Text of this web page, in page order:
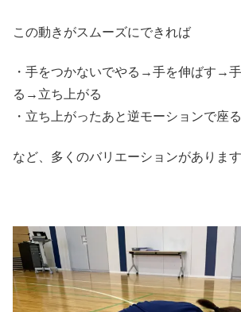
この動きがスムーズにできれば
・手をつかないでやる→手を伸ばす→
る→立ち上がる
・立ち上がったあと逆モーションで座る
など、多くのバリエーションがあります